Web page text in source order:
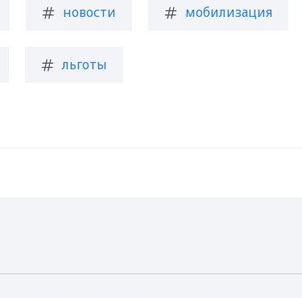
новости мобилизация
льготы